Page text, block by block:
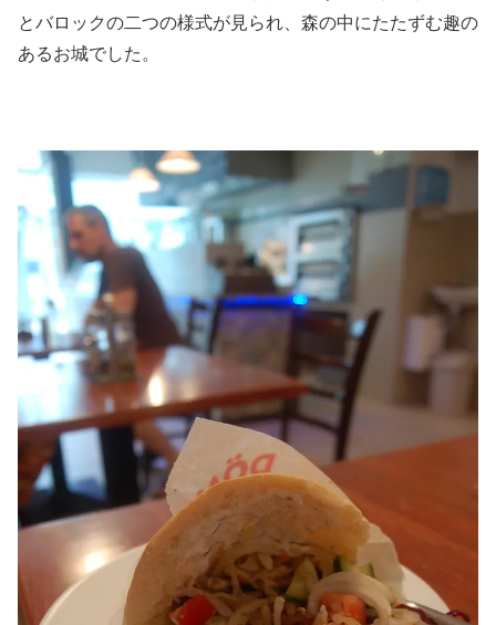
とバロックの二つの様式が見られ、森の中にたたずむ趣の
あるお城でした。